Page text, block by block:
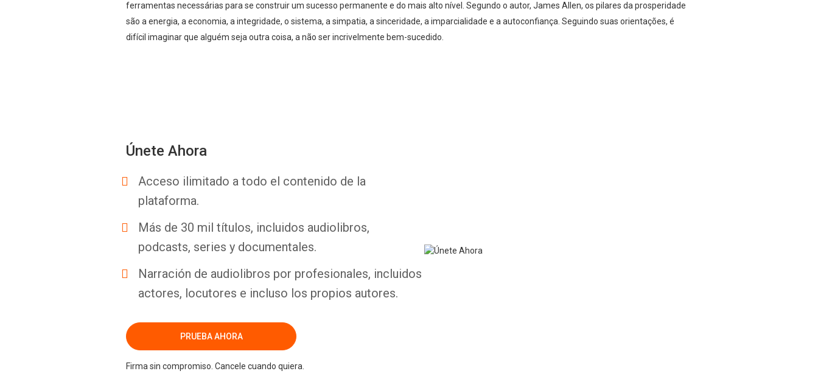
ferramentas necessárias para se construir um sucesso permanente e do mais alto nível. Segundo o autor, James Allen, os pilares da prosperidade
são a energia, a economia, a integridade, o sistema, a simpatia, a sinceridade, a imparcialidade e a autoconfiança. Seguindo suas orientações, é
difícil imaginar que alguém seja outra coisa, a não ser incrivelmente bem-sucedido.
Únete Ahora
Acceso ilimitado a todo el contenido de la
plataforma.
Más de 30 mil títulos, incluidos audiolibros,
podcasts, series y documentales.
Narración de audiolibros por profesionales, incluidos
actores, locutores e incluso los propios autores.
PRUEBA AHORA
Firma sin compromiso. Cancele cuando quiera.